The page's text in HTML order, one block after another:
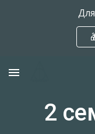
Skip to main content
2